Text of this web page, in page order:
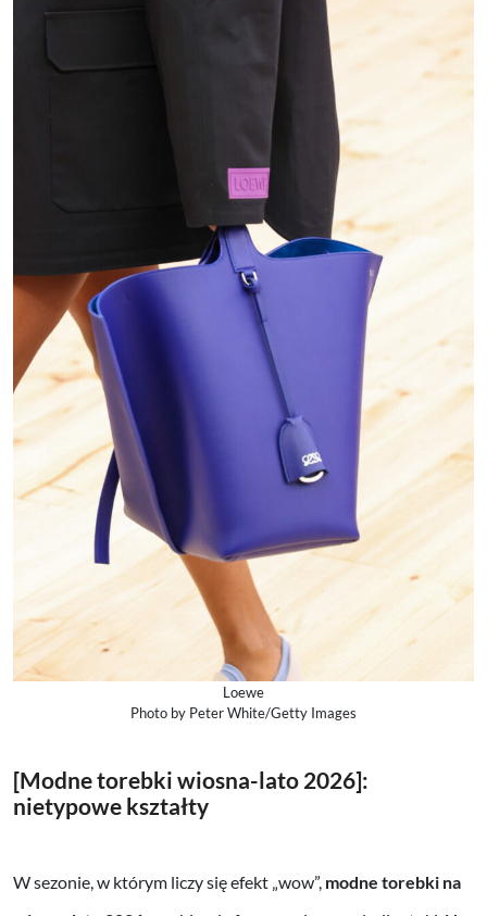
Loewe
Photo by Peter White/Getty Images
[Modne torebki wiosna-lato 2026]:
nietypowe kształty
W sezonie, w którym liczy się efekt „wow”, modne torebki na